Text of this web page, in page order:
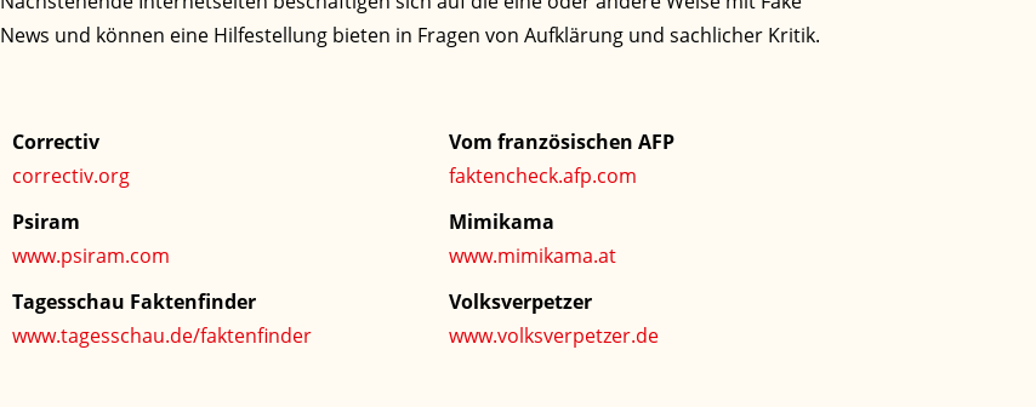
News und können eine Hilfestellung bieten in Fragen von Aufklärung und sachlicher Kritik.
Correctiv
correctiv.org
Psiram
www.psiram.com
Tagesschau Faktenfinder
www.tagesschau.de/faktenfinder
Vom französischen AFP
faktencheck.afp.com
Mimikama
www.mimikama.at
Volksverpetzer
www.volksverpetzer.de